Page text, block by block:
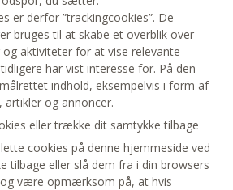
er derfor ”trackingcookies”. De
bruges til at skabe et overblik over
og aktiviteter for at vise relevante
har vist interesse for. På den
indhold, eksempelvis i form af
og annoncer.
eller trække dit samtykke tilbage
cookies på denne hjemmeside ved
tilbage eller slå dem fra i din browsers
være opmærksom på, at hvis